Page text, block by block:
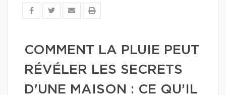
COMMENT LA PLUIE PEUT
RÉVÉLER LES SECRETS
D'UNE MAISON : CE QU’IL